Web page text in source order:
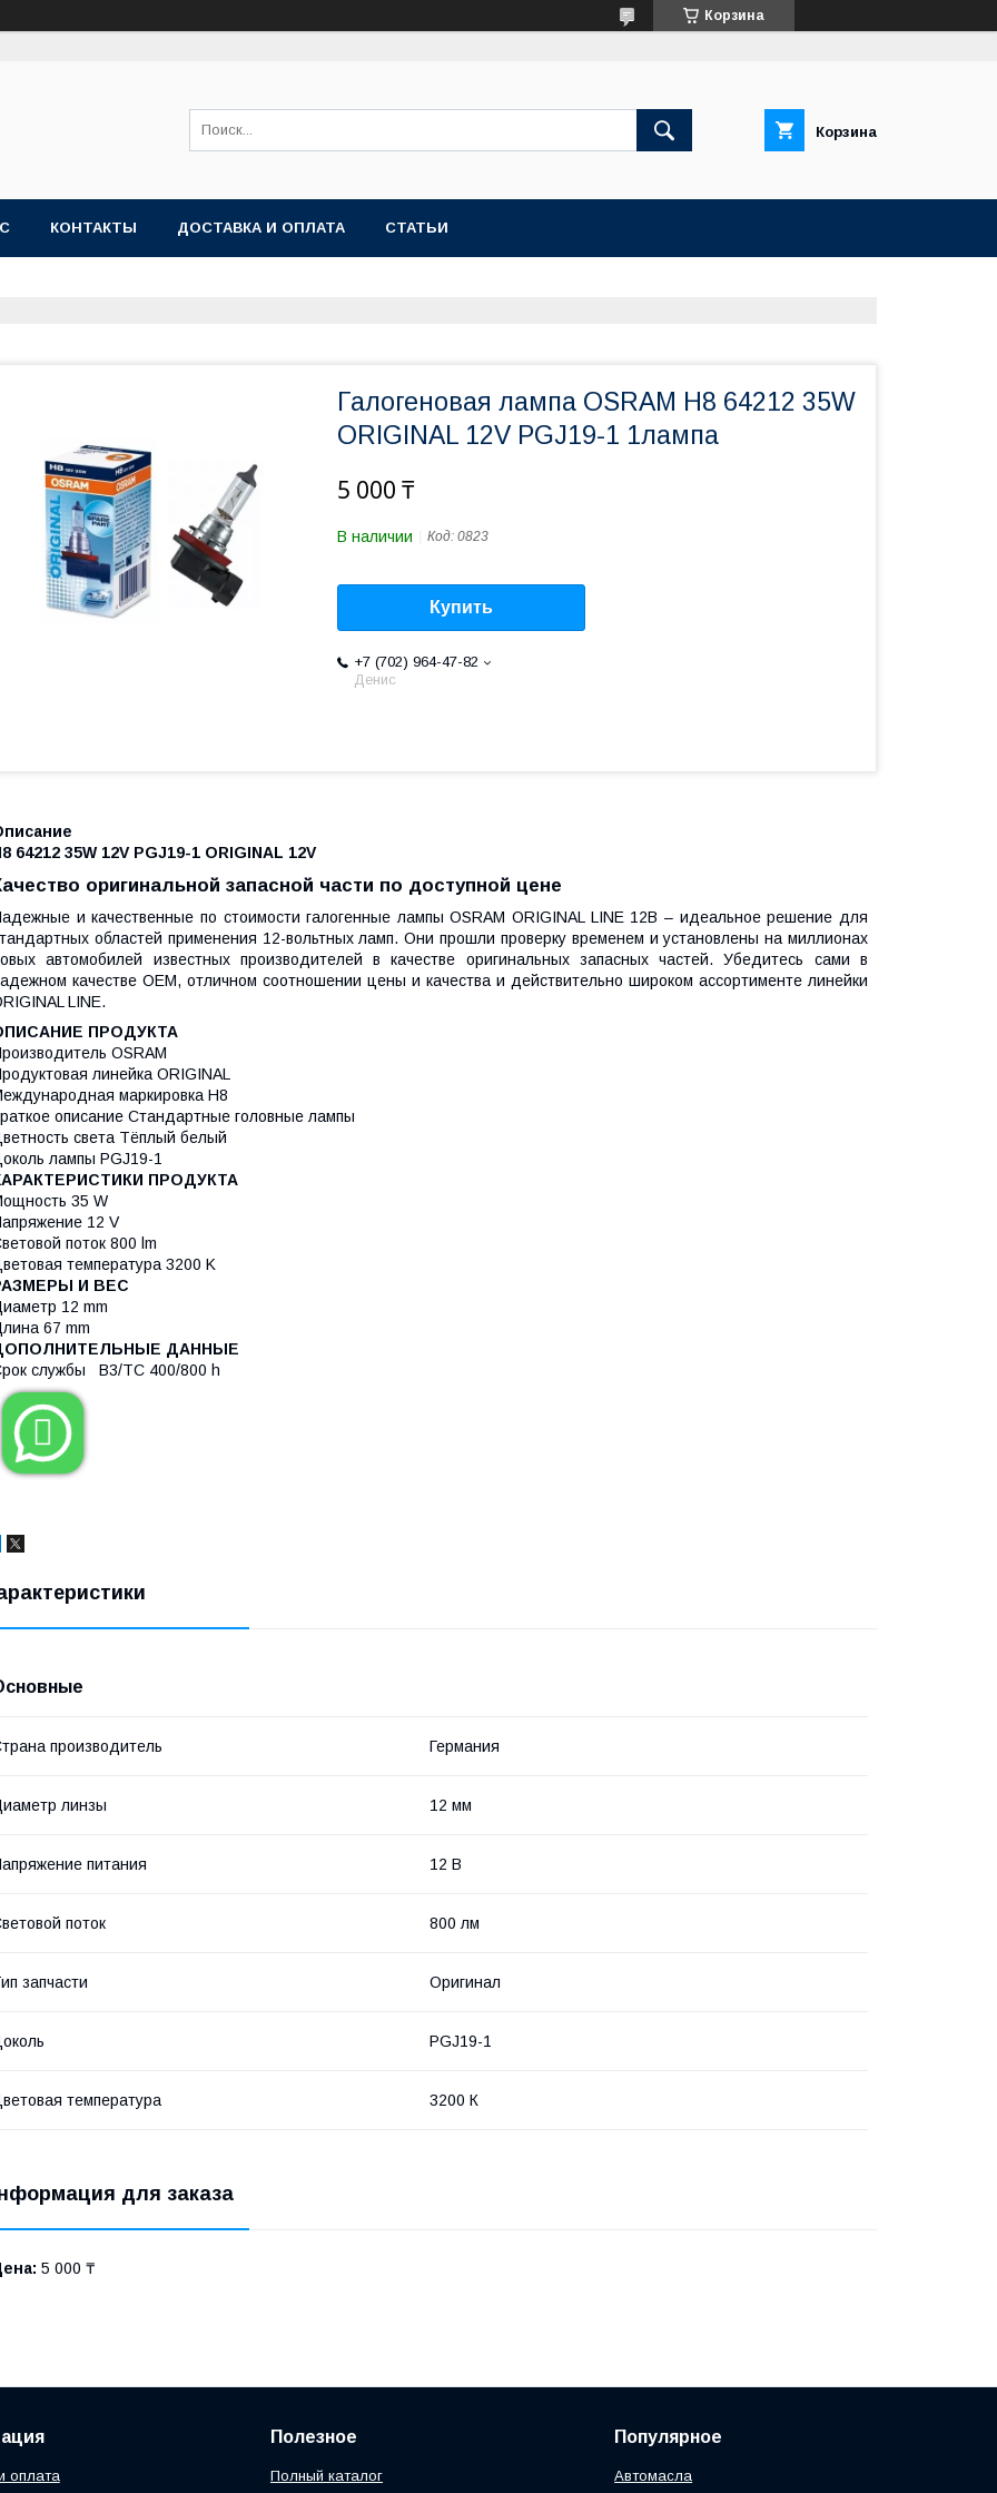
Корзина
Корзина
КОНТАКТЫ ДОСТАВКА И ОПЛАТА СТАТЬИ
Галогеновая лампа OSRAM H8 64212 35W
ORIGINAL 12V PGJ19-1 1лампа
5 000 ₸
В наличии Код: 0823
Купить
+7 (702) 964-47-82
Денис
64212 35W 12V PGJ19-1 ORIGINAL 12V
оригинальной запасной части по доступной цене
и качественные по стоимости галогенные лампы OSRAM ORIGINAL LINE 12В – идеальное решение для
областей применения 12-вольтных ламп. Они прошли проверку временем и установлены на миллионах
автомобилей известных производителей в качестве оригинальных запасных частей. Убедитесь сами в
качестве OEM, отличном соотношении цены и качества и действительно широком ассортименте линейки
LINE.
ПРОДУКТА
OSRAM
линейка ORIGINAL
маркировка H8
описание Стандартные головные лампы
света Тёплый белый
лампы PGJ19-1
ПРОДУКТА
35 W
12 V
поток 800 lm
температура 3200 K
И ВЕС
12 mm
67 mm
ДАННЫЕ
службы B3/TC 400/800 h

производитель Германия
линзы 12 мм
питания 12 В
поток 800 лм
запчасти Оригинал
PGJ19-1
температура 3200 К
для заказа
5 000 ₸
оплата
Полезное
Полный каталог
Популярное
Автомасла